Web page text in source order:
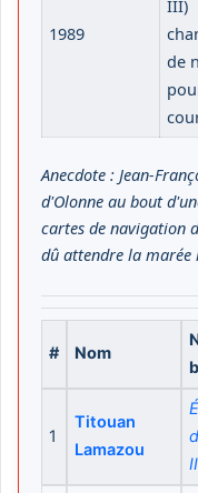
1989
III)
de
Anecdote : Jean-
d'Olonne au bout
cartes de navigation
dû attendre la marée
# Nom
1
Titouan
Lamazou
II